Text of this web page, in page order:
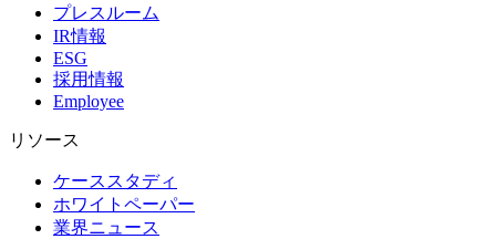
プレスルーム
IR情報
ESG
採用情報
Employee
リソース
ケーススタディ
ホワイトペーパー
業界ニュース